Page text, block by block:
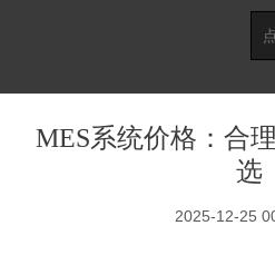
MES系统价格：合
选
2025-12-25